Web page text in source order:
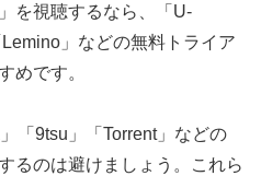
を視聴するなら、「U-
」などの無料トライア
めです。
「9tsu」「Torrent」などの
るのは避けましょう。これら